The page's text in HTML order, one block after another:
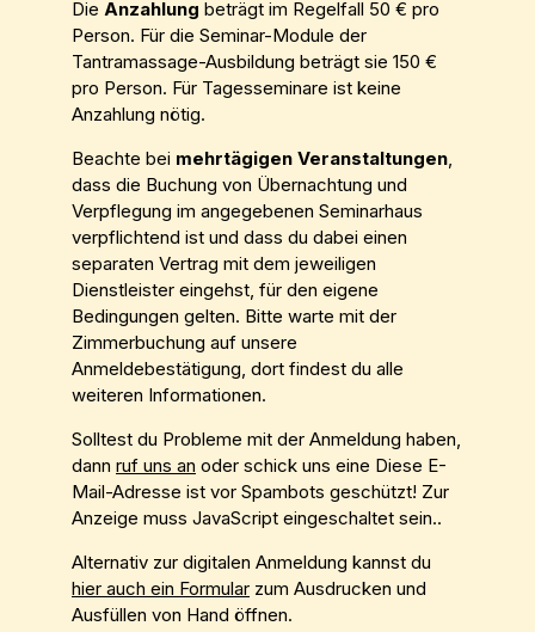
Die Anzahlung beträgt im Regelfall 50 € pro
Person. Für die Seminar-Module der
Tantramassage-Ausbildung beträgt sie 150 €
pro Person. Für Tagesseminare ist keine
Anzahlung nötig.
Beachte bei mehrtägigen Veranstaltungen
dass die Buchung von Übernachtung und
Verpflegung im angegebenen Seminarhaus
verpflichtend ist und dass du dabei einen
separaten Vertrag mit dem jeweiligen
Dienstleister eingehst, für den eigene
Bedingungen gelten. Bitte warte mit der
Zimmerbuchung auf unsere
Anmeldebestätigung, dort findest du alle
weiteren Informationen.
Solltest du Probleme mit der Anmeldung haben,
dann ruf uns an oder schick uns eine Diese E-
Mail-Adresse ist vor Spambots geschützt! Zur
Anzeige muss JavaScript eingeschaltet sein..
Alternativ zur digitalen Anmeldung kannst du
hier auch ein Formular zum Ausdrucken und
Ausfüllen von Hand öffnen.